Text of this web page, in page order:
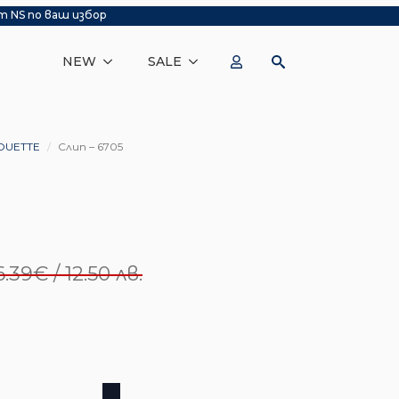
NS по ваш избор
NEW SALE
Слип – 6705
€/ 12.50 лв.